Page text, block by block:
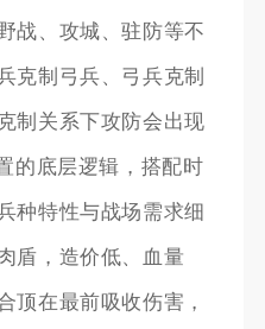
战、攻城、驻防等不
克制弓兵、弓兵克制
制关系下攻防会出现
的底层逻辑，搭配时
种特性与战场需求细
盾，造价低、血量
顶在最前吸收伤害，